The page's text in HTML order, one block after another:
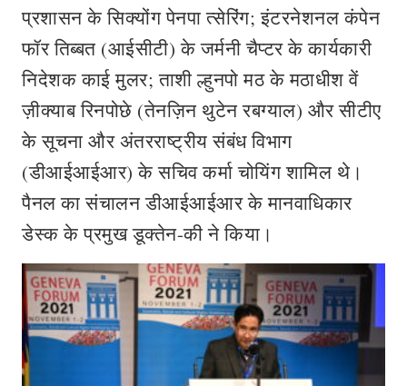
प्रशासन के सिक्योंग पेनपा त्सेरिंग; इंटरनेशनल कंपेन
फॉर तिब्बत (आईसीटी) के जर्मनी चैप्टर के कार्यकारी
निदेशक काई मुलर; ताशी ल्हुनपो मठ के मठाधीश वें
ज़ीक्याब रिनपोछे (तेनज़िन थुटेन रबग्याल) और सीटीए
के सूचना और अंतरराष्ट्रीय संबंध विभाग
(डीआईआईआर) के सचिव कर्मा चोयिंग शामिल थे।
पैनल का संचालन डीआईआईआर के मानवाधिकार
डेस्क के प्रमुख डूक्तेन-की ने किया।